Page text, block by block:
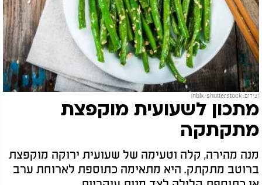
(צילום: nblx/shutterstock)
מתכון לשעועית מוקפצת
מתקתקה
מנה מהירה, קלה וטעימה של שעועית ירוקה מוקפצת
ברוטב מתקתק. היא מתאימה כתוספת לארוחת ערב